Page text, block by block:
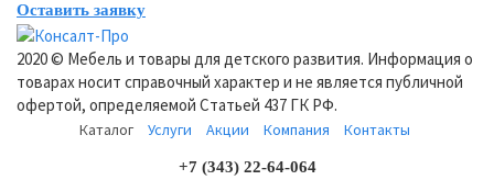
Оставить заявку
2020 © Мебель и товары для детского развития. Информация о
товарах носит справочный характер и не является публичной
офертой, определяемой Статьей 437 ГК РФ.
Каталог Услуги Акции Компания Контакты
+7 (343) 22-64-064